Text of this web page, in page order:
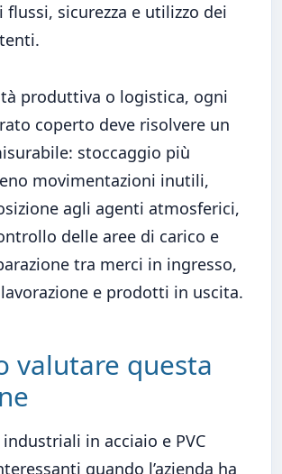
flussi, sicurezza e utilizzo dei
produttiva o logistica, ogni
coperto deve risolvere un
stoccaggio più
movimentazioni inutili,
agli agenti atmosferici,
delle aree di carico e
tra merci in ingresso,
e prodotti in uscita.
valutare questa
in acciaio e PVC
quando l’azienda ha